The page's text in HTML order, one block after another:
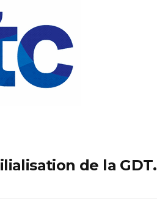
de la GDT.